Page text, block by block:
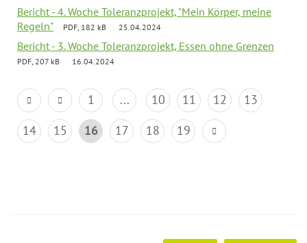
Bericht - 4. Woche Toleranzprojekt, "Mein Körper, meine
Regeln"
PDF, 182 kB 25.04.2024
Bericht - 3. Woche Toleranzprojekt, Essen ohne Grenzen
PDF, 207 kB 16.04.2024
1 ... 10 11 12
13
14
15 16 17 18 19